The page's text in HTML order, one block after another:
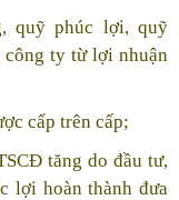
quỹ phúc lợi, quỹ
ty từ lợi nhuận
cấp trên cấp;
tăng do đầu tư,
lợi hoàn thành đưa